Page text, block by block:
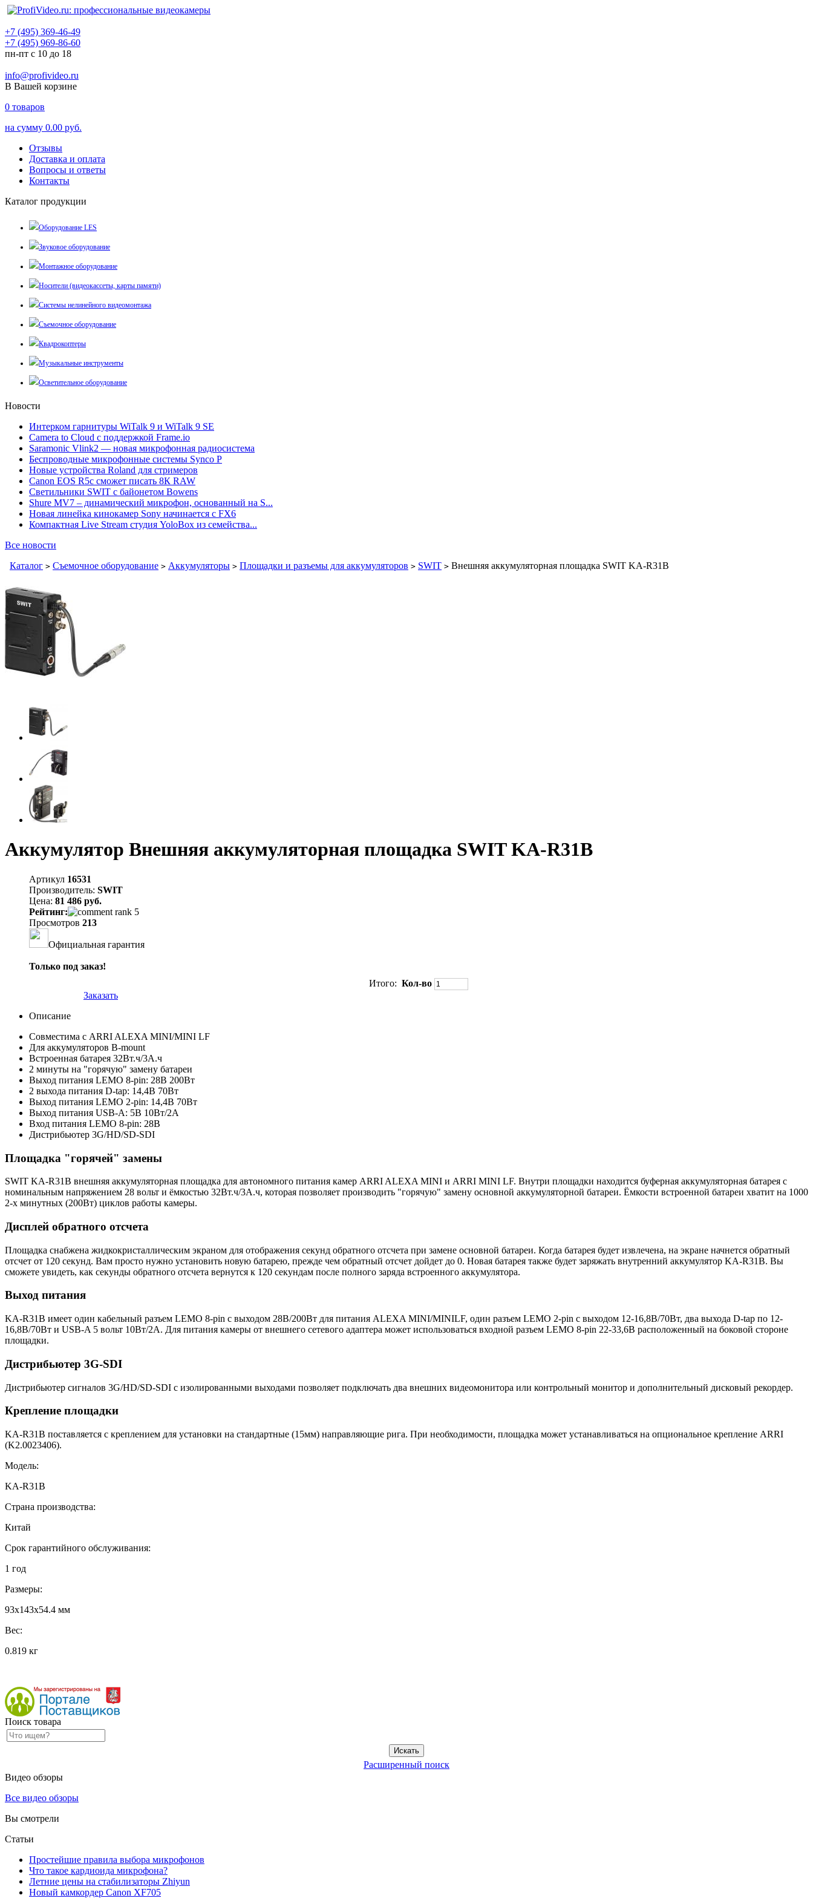
+7 (495) 369-46-49
+7 (495) 969-86-60
пн-пт с 10 до 18
info@profivideo.ru
В Вашей корзине
0 товаров
на сумму 0.00 руб.
Отзывы
Доставка и оплата
Вопросы и ответы
Контакты
Каталог продукции
Оборудование LES
Звуковое оборудование
Монтажное оборудование
Носители (видеокассеты, карты памяти)
Системы нелинейного видеомонтажа
Съемочное оборудование
Квадрокоптеры
Музыкальные инструменты
Осветительное оборудование
Новости
Интерком гарнитуры WiTalk 9 и WiTalk 9 SE
Camera to Cloud с поддержкой Frame.io
Saramonic Vlink2 — новая микрофонная радиосистема
Беспроводные микрофонные системы Synco P
Новые устройства Roland для стримеров
Canon EOS R5c сможет писать 8К RAW
Светильники SWIT с байонетом Bowens
Shure MV7 – динамический микрофон, основанный на S...
Новая линейка кинокамер Sony начинается с FX6
Компактная Live Stream студия YoloBox из семейства...
Все новости
Каталог > Съемочное оборудование > Аккумуляторы > Площадки и разъемы для аккумуляторов > SWIT > Внешняя аккумуляторная площадка SWIT KA-R31B
Аккумулятор Внешняя аккумуляторная площадка SWIT KA-R31B
Артикул 16531
Производитель: SWIT
Цена: 81 486 руб.
Рейтинг:
Просмотров 213
Официальная гарантия
Только под заказ!
Итого: Кол-во
Заказать
Описание
Совместима с ARRI ALEXA MINI/MINI LF
Для аккумуляторов B-mount
Встроенная батарея 32Вт.ч/3А.ч
2 минуты на "горячую" замену батареи
Выход питания LEMO 8-pin: 28В 200Вт
2 выхода питания D-tap: 14,4В 70Вт
Выход питания LEMO 2-pin: 14,4В 70Вт
Выход питания USB-A: 5В 10Вт/2А
Вход питания LEMO 8-pin: 28В
Дистрибьютер 3G/HD/SD-SDI
Площадка "горячей" замены
SWIT KA-R31B внешняя аккумуляторная площадка для автономного питания камер ARRI ALEXA MINI и ARRI MINI LF. Внутри площадки находится буферная аккумуляторная батарея с
номинальным напряжением 28 вольт и ёмкостью 32Вт.ч/3А.ч, которая позволяет производить "горячую" замену основной аккумуляторной батареи. Ёмкости встроенной батареи хватит на 1000
2-х минутных (200Вт) циклов работы камеры.
Дисплей обратного отсчета
Площадка снабжена жидкокристаллическим экраном для отображения секунд обратного отсчета при замене основной батареи. Когда батарея будет извлечена, на экране начнется обратный
отсчет от 120 секунд. Вам просто нужно установить новую батарею, прежде чем обратный отсчет дойдет до 0. Новая батарея также будет заряжать внутренний аккумулятор KA-R31B. Вы
сможете увидеть, как секунды обратного отсчета вернутся к 120 секундам после полного заряда встроенного аккумулятора.
Выход питания
KA-R31B имеет один кабельный разъем LEMO 8-pin с выходом 28В/200Вт для питания ALEXA MINI/MINILF, один разъем LEMO 2-pin с выходом 12-16,8В/70Вт, два выхода D-tap по 12-
16,8В/70Вт и USB-A 5 вольт 10Вт/2А. Для питания камеры от внешнего сетевого адаптера может использоваться входной разъем LEMO 8-pin 22-33,6В расположенный на боковой стороне
площадки.
Дистрибьютер 3G-SDI
Дистрибьютер сигналов 3G/HD/SD-SDI с изолированными выходами позволяет подключать два внешних видеомонитора или контрольный монитор и дополнительный дисковый рекордер.
Крепление площадки
KA-R31B поставляется с креплением для установки на стандартные (15мм) направляющие рига. При необходимости, площадка может устанавливаться на опциональное крепление ARRI
(K2.0023406).
Модель:
KA-R31B
Страна производства:
Китай
Срок гарантийного обслуживания:
1 год
Размеры:
93х143х54.4 мм
Вес:
0.819 кг
Поиск товара
Расширенный поиск
Видео обзоры
Все видео обзоры
Вы смотрели
Статьи
Простейшие правила выбора микрофонов
Что такое кардиоида микрофона?
Летние цены на стабилизаторы Zhiyun
Новый камкордер Canon XF705